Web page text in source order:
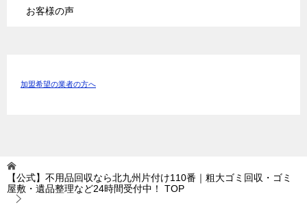
お客様の声
加盟希望の業者の方へ
【公式】不用品回収なら北九州片付け110番｜粗大ゴミ回収・ゴミ
屋敷・遺品整理など24時間受付中！
TOP